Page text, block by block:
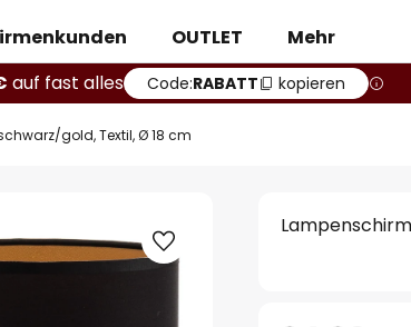
OUTLET
Mehr
auf fast alles Code:RABATT kopieren
gold, Textil, Ø 18 cm